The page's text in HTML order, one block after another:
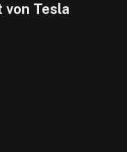
Tesla